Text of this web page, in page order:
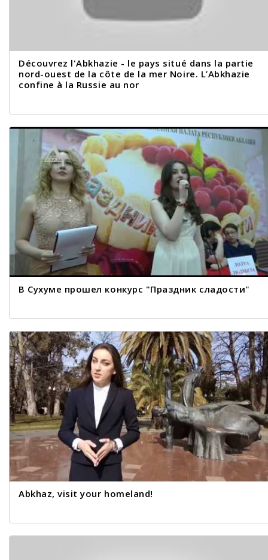
Découvrez l'Abkhazie - le pays situé dans la partie
nord-ouest de la côte de la mer Noire. L’Abkhazie
confine à la Russie au nor
В Сухуме прошел конкурс "Праздник сладости"
Abkhaz, visit your homeland!